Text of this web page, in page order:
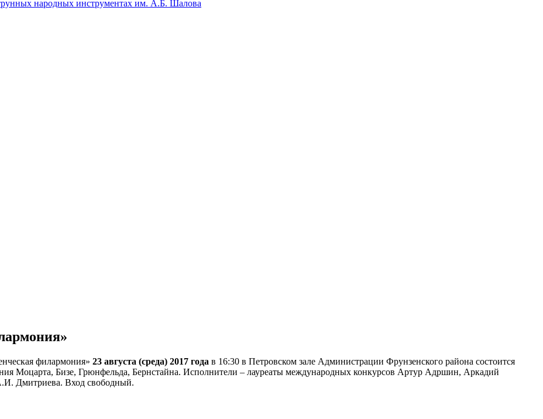
филармония» 23 августа (среда) 2017 года в 16:30 в Петровском зале Администрации Фрунзенского района состоится
Моцарта, Бизе, Грюнфельда, Бернстайна. Исполнители – лауреаты международных конкурсов Артур Адршин, Аркадий
Дмитриева. Вход свободный.